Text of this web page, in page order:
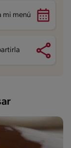
mi menú